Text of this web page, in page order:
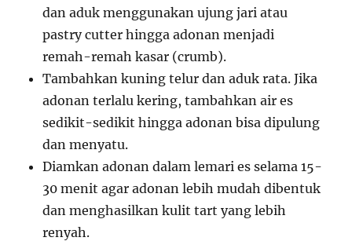
dan aduk menggunakan ujung jari atau
pastry cutter hingga adonan menjadi
remah-remah kasar (crumb).
Tambahkan kuning telur dan aduk rata. Jika
adonan terlalu kering, tambahkan air es
sedikit-sedikit hingga adonan bisa dipulung
dan menyatu.
Diamkan adonan dalam lemari es selama 15-
30 menit agar adonan lebih mudah dibentuk
dan menghasilkan kulit tart yang lebih
renyah.